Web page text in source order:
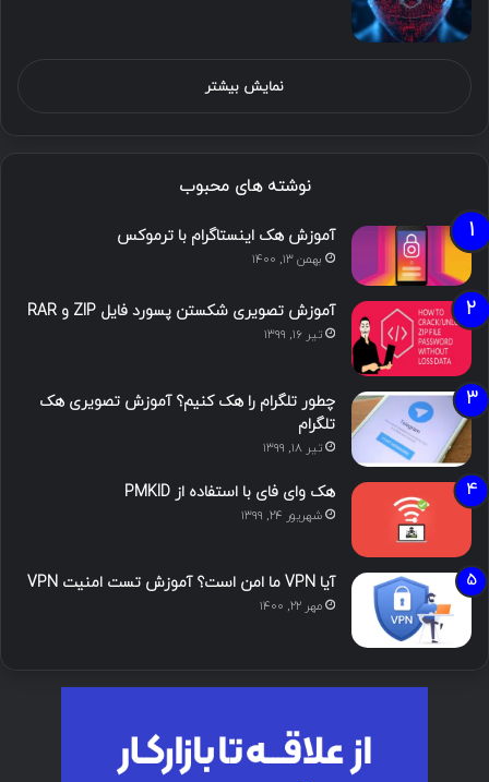
نمایش بیشتر
نوشته های محبوب
آموزش هک اینستاگرام با ترموکس
بهمن ۱۳, ۱۴۰۰
آموزش تصویری شکستن پسورد فایل ZIP و RAR
تیر ۱۶, ۱۳۹۹
چطور تلگرام را هک کنیم؟ آموزش تصویری هک
تلگرام
تیر ۱۸, ۱۳۹۹
هک وای فای با استفاده از PMKID
شهریور ۲۴, ۱۳۹۹
آیا VPN ما امن است؟ آموزش تست امنیت VPN
مهر ۲۲, ۱۴۰۰